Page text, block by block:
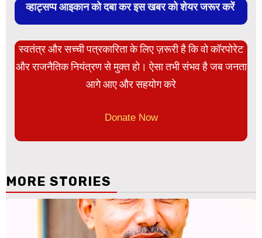
व्हाट्सप्प आइकान को दबा कर इस खबर को शेयर जरूर करें
स्वतंत्र और सच्ची पत्रकारिता के लिए ज़रूरी है कि वो कॉरपोरेट
और राजनैतिक नियंत्रण से मुक्त हो। ऐसा तभी संभव है जब जनता
आगे आए और सहयोग करे
Donate Now
MORE STORIES